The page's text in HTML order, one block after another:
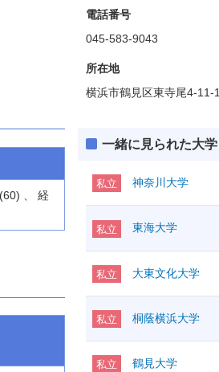
、 経
電話番号
045-583-9043
所在地
横浜市鶴見区東寺尾4-11-1
一緒に見られた大学
私立 神奈川大学
私立 東海大学
私立 大東文化大学
私立 桐蔭横浜大学
私立 鶴見大学